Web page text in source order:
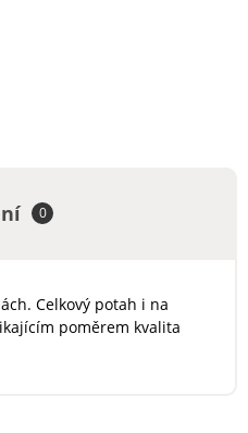
0
Celkový potah i na
poměrem kvalita